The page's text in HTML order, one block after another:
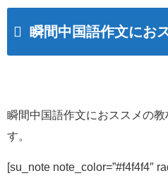
瞬間中国語作文にお
瞬間中国語作文におススメの
す。
[su_note note_color=”#f4f4f4″